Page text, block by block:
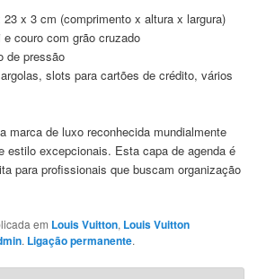
x 3 cm (comprimento x altura x largura)
couro com grão cruzado
de pressão
slots para cartões de crédito, vários
marca de luxo reconhecida mundialmente
estilo excepcionais. Esta capa de agenda é
para profissionais que buscam organização
em Louis Vuitton, Louis Vuitton
. Ligação permanente.